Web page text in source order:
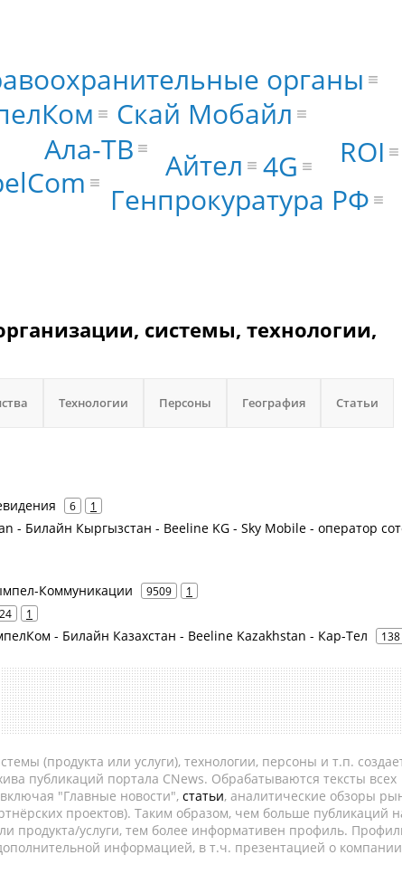
Ала-ТВ
Скай Мобайл
Айтел
Генпрокуратура РФ
органы
4G ROI
системы, технологии,
Технологии Персоны География Статьи
6 1
- Билайн Кыргызстан - Beeline KG - ‎Sky Mobile - оператор
Коммуникации 9509 1
1
- Билайн Казахстан - Beeline Kazakhstan - Кар-Тел 138
(продукта или услуги), технологии, персоны и т.п.
публикаций портала CNews. Обрабатываются тексты всех
"Главные новости", статьи, аналитические обзоры
проектов). Таким образом, чем больше публикаций
продукта/услуги, тем более информативен профиль.
информацией, в т.ч. презентацией о